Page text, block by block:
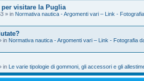
visitare la Puglia
» in Normativa nautica - Argomenti vari – Link -
in Normativa nautica - Argomenti vari – Link - Fotografia
in Le varie tipologie di gommoni, gli accessori e gli